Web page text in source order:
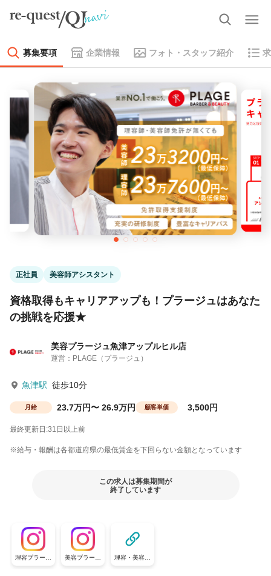
募集要項 企業情報 フォト・スタッフ紹介
正社員 美容師アシスタント
資格取得もキャリアアップも！プラージュはあなた
の挑戦を応援★
美容プラージュ魚津アップルヒル店
運営：PLAGE（プラージュ）
魚津駅 徒歩10分
月給 23.7万円〜 26.9万円 顧客単価 3,500円
最終更新日:31日以上前
※給与・報酬は各都道府県の最低賃金を下回らない金額となっています
この求人は募集期間が
終了しています
理容プラージ
ュ【公式採用
美容プラージ
ュ【公式採用
理容・美容プ
ラージュ【公